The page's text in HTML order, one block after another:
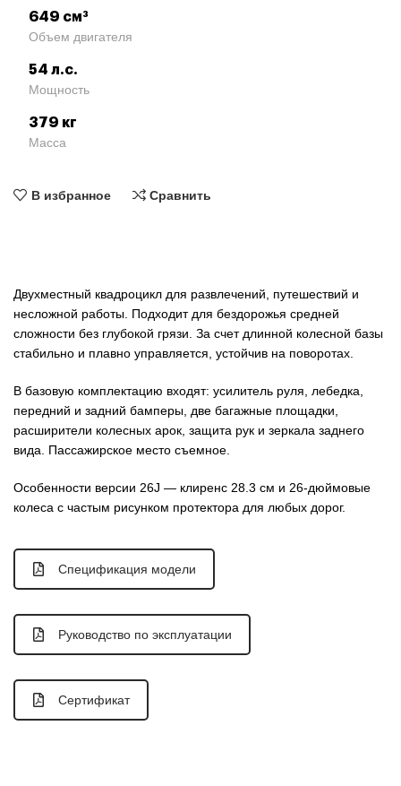
649 см³
Объем двигателя
54 л.с.
Мощность
379 кг
Масса
В избранное Сравнить
Двухместный квадроцикл для развлечений, путешествий и
несложной работы. Подходит для бездорожья средней
сложности без глубокой грязи. За счет длинной колесной базы
стабильно и плавно управляется, устойчив на поворотах.
В базовую комплектацию входят: усилитель руля, лебедка,
передний и задний бамперы, две багажные площадки,
расширители колесных арок, защита рук и зеркала заднего
вида. Пассажирское место съемное.
Особенности версии 26J — клиренс 28.3 см и 26-дюймовые
колеса с частым рисунком протектора для любых дорог.
Спецификация модели
Руководство по эксплуатации
Сертификат